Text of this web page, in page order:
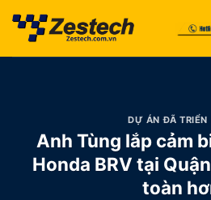
qua
DỰ ÁN ĐÃ TRIỂN
Anh Tùng lắp cảm
Honda BRV tại
toàn